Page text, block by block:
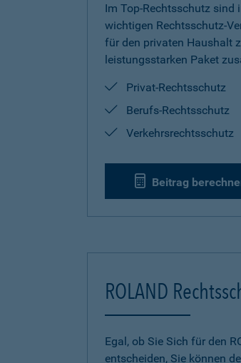
Im Top-Rechtsschutz sind
wichtigen Rechtsschutz-
für den privaten Haushalt
leistungsstarken Paket
Privat-Rechtsschutz
Berufs-Rechtsschutz
Verkehrsrechtsschutz
Beitrag
ROLAND
Egal, ob Sie Sich für den
entscheiden, Sie können